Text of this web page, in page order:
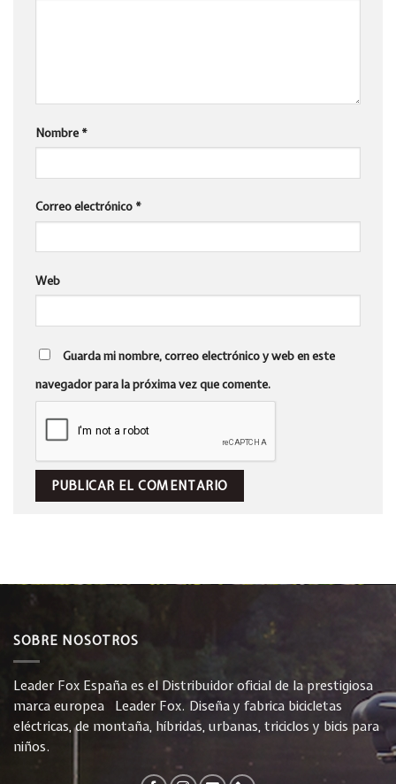
Nombre *
Correo electrónico *
Web
Guarda mi nombre, correo electrónico y web en este
navegador para la próxima vez que comente.
SOBRE NOSOTROS
Leader Fox España es el Distribuidor oficial de la prestigiosa
marca europea Leader Fox. Diseña y fabrica bicicletas
eléctricas, de montaña, híbridas, urbanas, triciclos y bicis para
niños.